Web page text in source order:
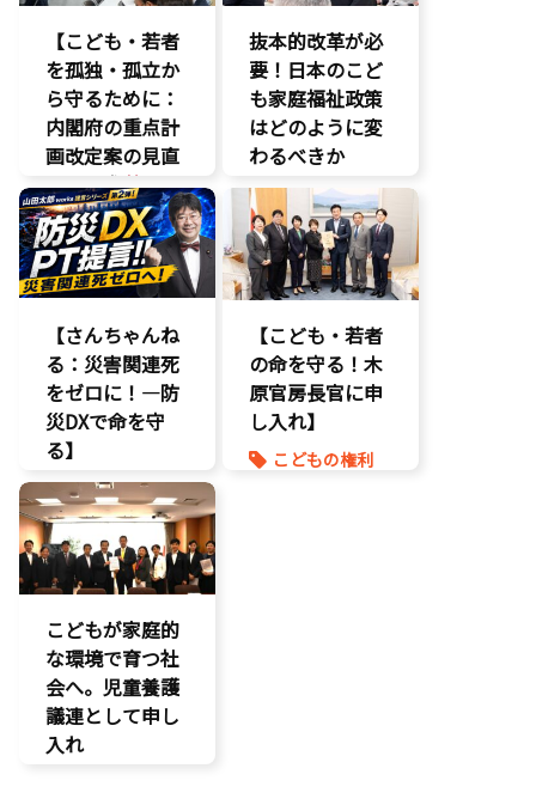
AI
【こども・若者
を孤独・孤立か
ら守るために：
内閣府の重点計
画改定案の見直
しを要求
】
いじめ対策
こどもの権利
こども政策
命を守る
子育て支援拡
充
孤独孤立対策
将来不安
抜本的改革が必
要！日本のこど
も家庭福祉政策
はどのように変
わるべきか
こどもの権利
こども政策
議員連盟
障がい児者支
援
養子縁組
【さんちゃんね
る：災害関連死
をゼロに！―防
災DXで命を守
る】
DX
命を守る
防災
【こども・若者
の命を守る！木
原官房長官に申
し入れ】
こどもの権利
こどもが家庭的
な環境で育つ社
会へ。児童養護
議連として申し
入れ